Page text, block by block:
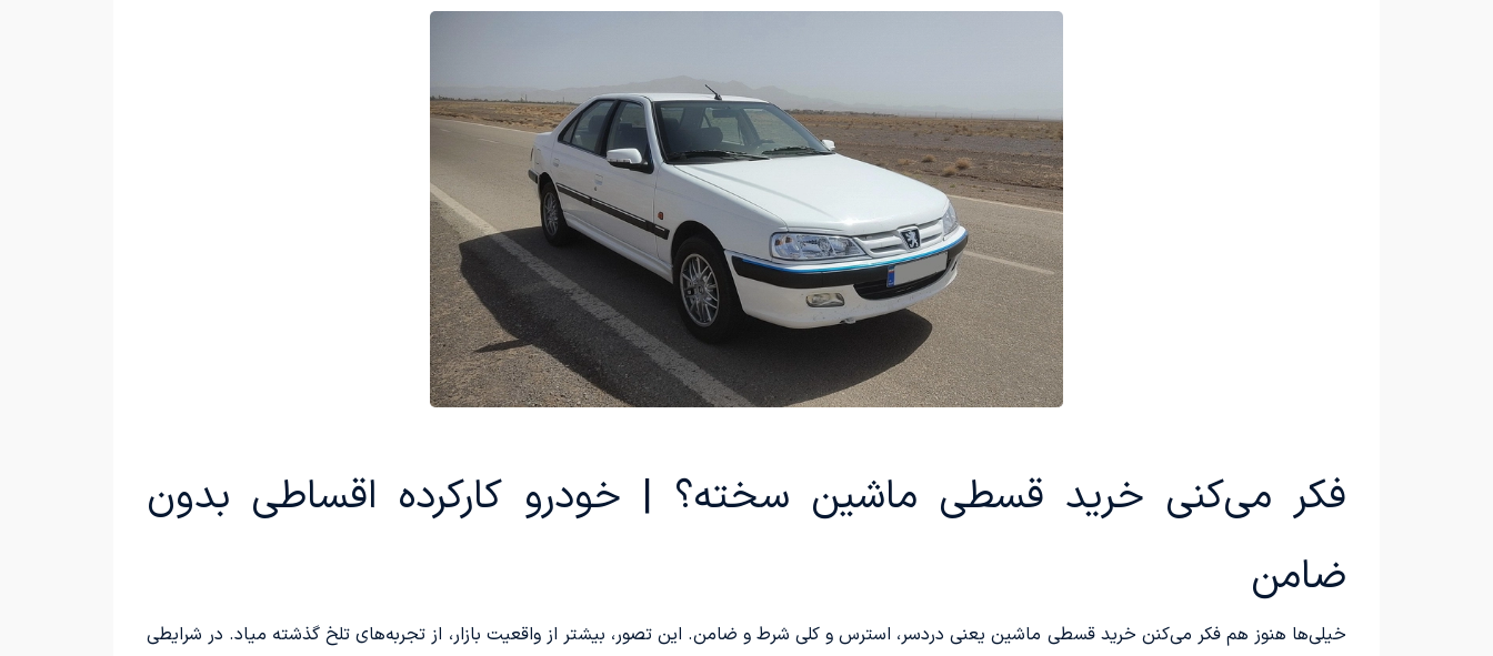
فکر می‌کنی خرید قسطی ماشین سخته؟ | خودرو کارکرده اقساطی بدون
ضامن
خیلی‌ها هنوز هم فکر می‌کنن خرید قسطی ماشین یعنی دردسر، استرس و کلی شرط و ضامن. این تصور، بیشتر از واقعیت بازار، از تجربه‌های تلخ گذشته میاد. در شرایطی